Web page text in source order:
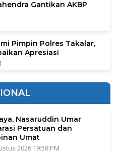
Gantikan AKBP
Pimpin Polres Takalar,
Apresiasi
Nasaruddin Umar
Persatuan dan
Umat
2026 19:58 PM